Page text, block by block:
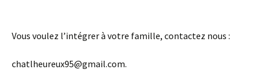
Vous voulez l’intégrer à votre famille, contactez nous :
chatlheureux95@gmail.com.